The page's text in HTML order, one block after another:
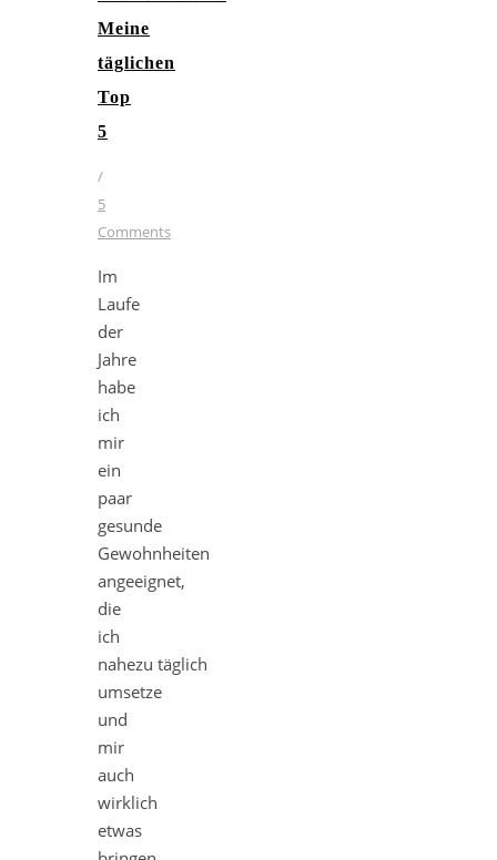
Meine
täglichen
Top
5
/
5
Comments
Im
Laufe
der
Jahre
habe
ich
mir
ein
paar
gesunde
Gewohnheiten
angeeignet,
die
ich
nahezu täglich
umsetze
und
mir
auch
wirklich
etwas